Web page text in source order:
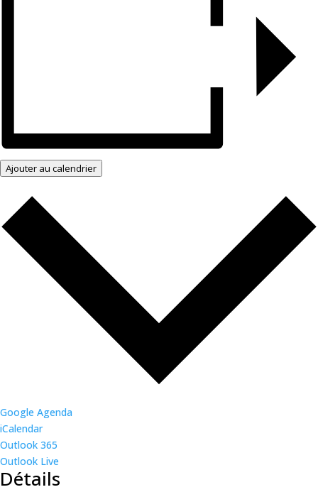
Ajouter au calendrier
Google Agenda
iCalendar
Outlook 365
Outlook Live
Détails